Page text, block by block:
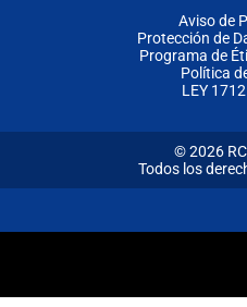
Aviso de
Protección de
Programa de
Política
LEY
© 2026
Todos los